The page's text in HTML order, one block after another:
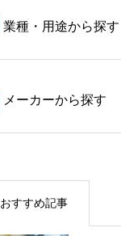
業種・用途から探す
メーカーから探す
おすすめ記事